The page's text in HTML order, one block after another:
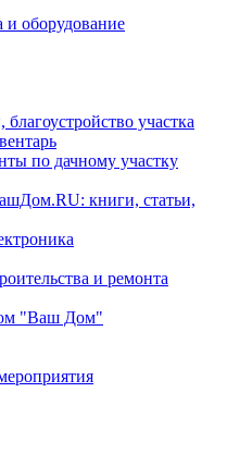
и оборудование
участка
по дачному участку
книги, статьи,
и ремонта
"Ваш Дом"